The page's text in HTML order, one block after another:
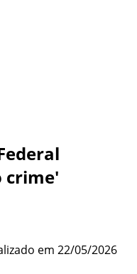
crime'
em 22/05/2026